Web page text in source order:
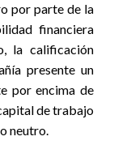
por parte de la
financiera
la calificación
presente un
por encima de
de trabajo
neutro.